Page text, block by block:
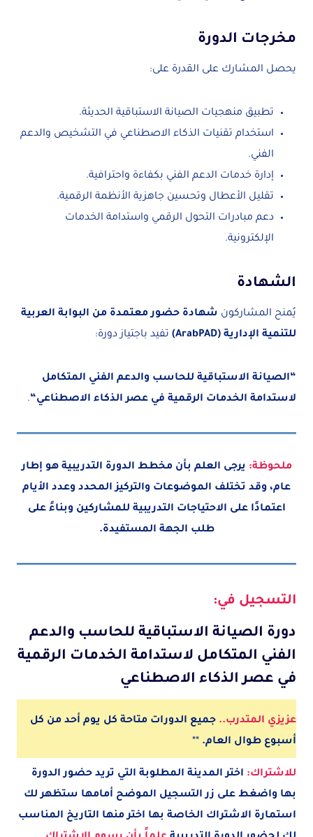
مخرجات الدورة
يحصل المشارك على القدرة على:
تطبيق منهجيات الصيانة الاستباقية الحديثة.
استخدام تقنيات الذكاء الاصطناعي في التشخيص والدعم
الفني.
إدارة خدمات الدعم الفني بكفاءة واحترافية.
تقليل الأعطال وتحسين جاهزية الأنظمة الرقمية.
دعم مبادرات التحول الرقمي واستدامة الخدمات
الإلكترونية.
الشهادة
يُمنح المشاركون شهادة حضور معتمدة من البوابة العربية
للتنمية الإدارية (ArabPAD) تفيد باجتياز دورة:
“الصيانة الاستباقية للحاسب والدعم الفني المتكامل
لاستدامة الخدمات الرقمية في عصر الذكاء الاصطناعي“
.
ملحوظة: يرجى العلم بأن مخطط الدورة التدريبية هو إطار
عام، وقد تختلف الموضوعات والتركيز المحدد وعدد الأيام
اعتمادًا على الاحتياجات التدريبية للمشاركين وبناءً على
طلب الجهة المستفيدة.
التسجيل في:
دورة الصيانة الاستباقية للحاسب والدعم
الفني المتكامل لاستدامة الخدمات الرقمية
في عصر الذكاء الاصطناعي
عزيزي المتدرب.. جميع الدورات متاحة كل يوم أحد من كل
أسبوع طوال العام. **
للاشتراك: اختر المدينة المطلوبة التي تريد حضور الدورة
بها واضغط على زر التسجيل الموضح أمامها ستظهر لك
استمارة الاشتراك الخاصة بها اختر منها التاريخ المناسب